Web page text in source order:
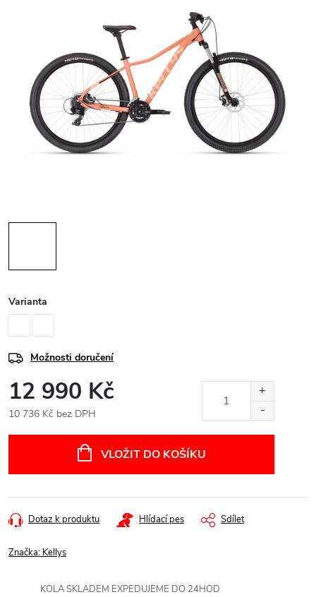
Varianta
Možnosti doručení
12 990 Kč
10 736 Kč bez DPH
VLOŽIT DO KOŠÍKU
Dotaz k produktu Hlídací pes Sdílet
Značka: Kellys
KOLA SKLADEM EXPEDUJEME DO 24HOD